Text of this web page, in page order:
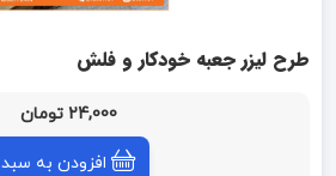
طرح لیزر جعبه خودکار و فلش
24,000 تومان
افزودن به سبد